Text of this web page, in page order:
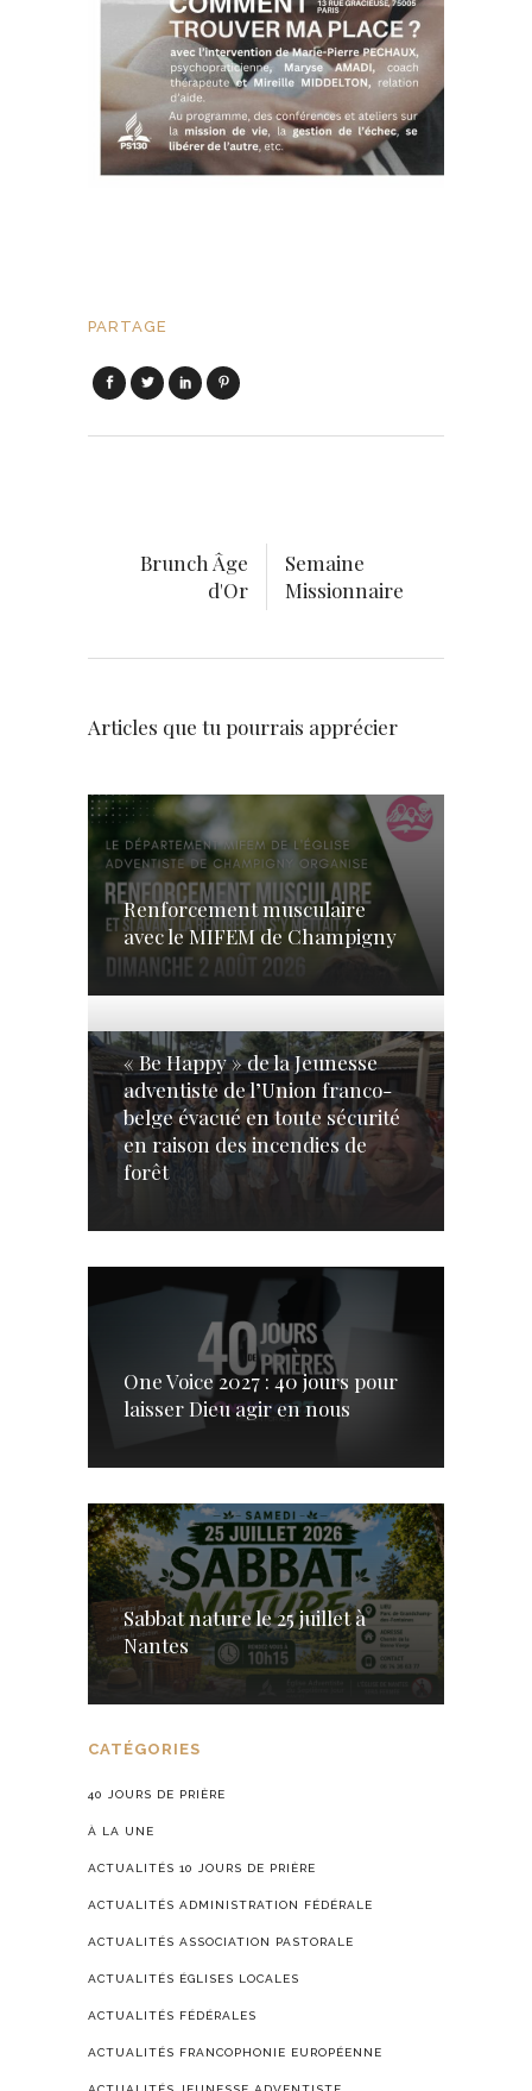
PARTAGE
Brunch Âge
d'Or
Semaine
Missionnaire
Articles que tu pourrais apprécier
Renforcement musculaire
avec le MIFEM de Champigny
« Be Happy » de la Jeunesse
adventiste de l’Union franco-
belge évacué en toute sécurité
en raison des incendies de
forêt
One Voice 2027 : 40 jours pour
laisser Dieu agir en nous
Sabbat nature le 25 juillet à
Nantes
CATÉGORIES
40 JOURS DE PRIÈRE
À LA UNE
ACTUALITÉS 10 JOURS DE PRIÈRE
ACTUALITÉS ADMINISTRATION FÉDÉRALE
ACTUALITÉS ASSOCIATION PASTORALE
ACTUALITÉS ÉGLISES LOCALES
ACTUALITÉS FÉDÉRALES
ACTUALITÉS FRANCOPHONIE EUROPÉENNE